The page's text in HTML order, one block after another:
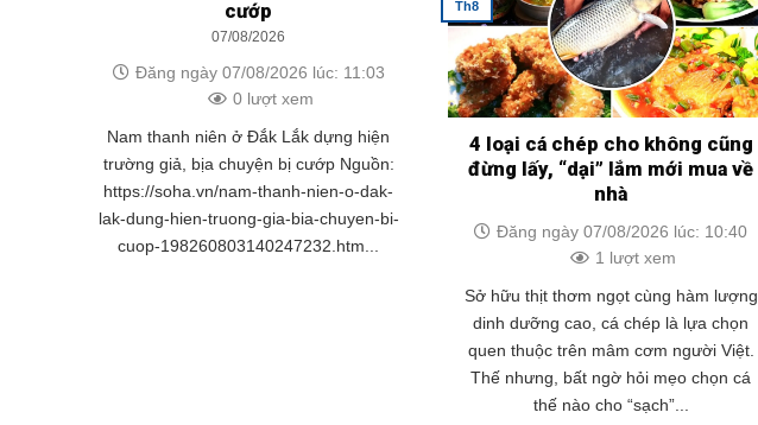
cướp
07/08/2026
Đăng ngày 07/08/2026 lúc: 11:03
0 lượt xem
Nam thanh niên ở Đắk Lắk dựng hiện
trường giả, bịa chuyện bị cướp Nguồn:
https://soha.vn/nam-thanh-nien-o-dak-
lak-dung-hien-truong-gia-bia-chuyen-bi-
cuop-198260803140247232.htm...
4 loại cá chép cho không cũng
đừng lấy, “dại” lắm mới mua về
nhà
Đăng ngày 07/08/2026 lúc: 10:40
1 lượt xem
Sở hữu thịt thơm ngọt cùng hàm lượng
dinh dưỡng cao, cá chép là lựa chọn
quen thuộc trên mâm cơm người Việt.
Thế nhưng, bất ngờ hỏi mẹo chọn cá
thế nào cho “sạch”...
Th8